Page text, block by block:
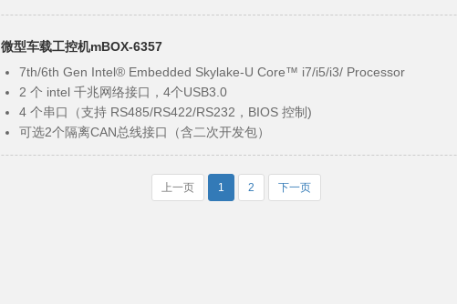
3个USB3.0，2个USB2.0，2个COM，WIFI/4G
DC 9~28V宽范围电压输入
支持看门狗超时中断或复位
FCC CLASS A，CE，RoHS标准，符合3C标准
微型车载工控机mBOX-6357
7th/6th Gen Intel® Embedded Skylake-U Core™ i7/i5/i3/ Processor
2 个 intel 千兆网络接口，4个USB3.0
4 个串口（支持 RS485/RS422/RS232，BIOS 控制)
可选2个隔离CAN总线接口（含二次开发包）
1个PCI/PCIe扩展槽位(支持数据采集卡，网卡等）
支持看门狗超时中断或复位
上一页 1 2 下一页